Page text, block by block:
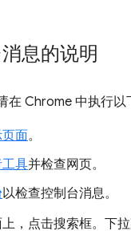
息的说明
在 Chrome 中执行以
面。
具并检查网页。
以检查控制台消息。
，点击搜索框。下